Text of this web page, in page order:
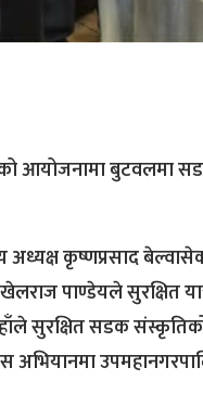
आयोजनामा बुटवलमा
अध्यक्ष कृष्णप्रसाद
पाण्डेयले सुरक्षित
सुरक्षित सडक